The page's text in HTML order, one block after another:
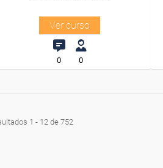
Ver curso
0 0
1 - 12 de 752